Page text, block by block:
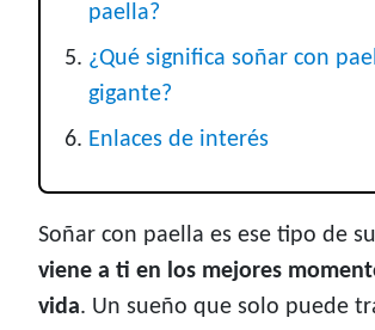
paella?
¿Qué significa soñar con
gigante?
Enlaces de interés
Soñar con paella es ese tipo de
viene a ti en los mejores
vida. Un sueño que solo puede